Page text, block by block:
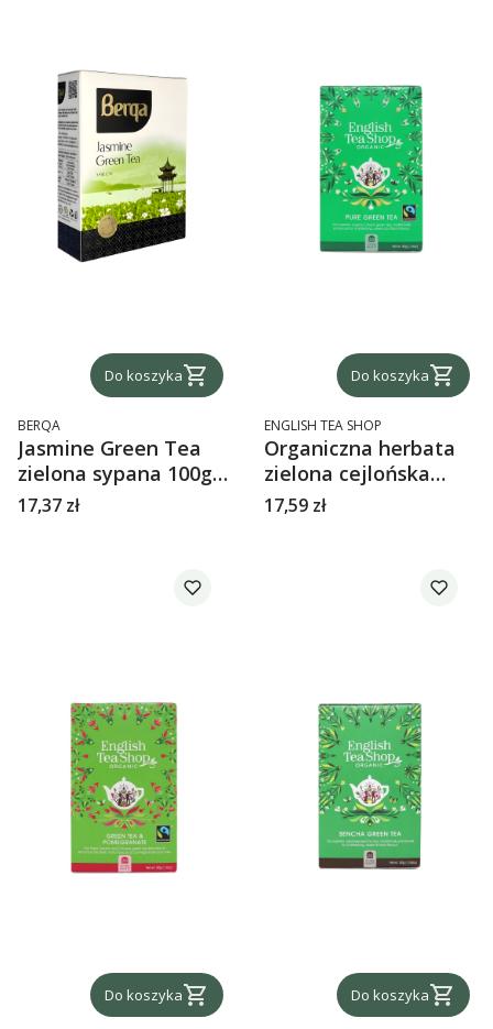
Do koszyka
PRODUCENT
BERQA
Jasmine Green Tea
zielona sypana 100g
Berqa
Cena
17,37 zł
Do koszyka
PRODUCENT
ENGLISH TEA SHOP
Organiczna herbata
zielona cejlońska
English Tea Shop
Cena
17,59 zł
Do koszyka Do koszyka